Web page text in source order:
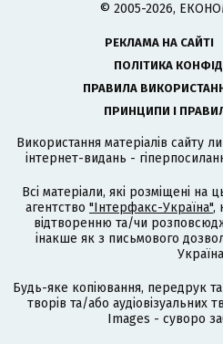
© 2005-2026,
РЕКЛАМА НА САЙТІ
ПОЛІТИКА
ПРАВИЛА
ПРИНЦИПИ І
Використання матеріалів сайту
інтернет-видань -
Всі матеріали, які розміщені на
агентство "Інтерфакс-Україна",
відтворенню та/чи
інакше як з письмового
Будь-яке копіювання, передрук
творів та/або аудіовізуальних
Images - суворо